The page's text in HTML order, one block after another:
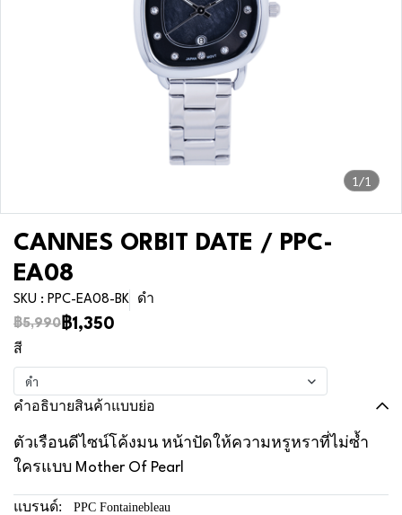
1/1
CANNES ORBIT DATE / PPC-
EA08
SKU : PPC-EA08-BK
ดำ
฿5,990 ฿1,350
สี
ดำ
คำอธิบายสินค้าแบบย่อ
ตัวเรือนดีไซน์โค้งมน หน้าปัดให้ความหรูหราที่ไม่ซ้ำ
ใครแบบ Mother Of Pearl
แบรนด์: PPC Fontainebleau